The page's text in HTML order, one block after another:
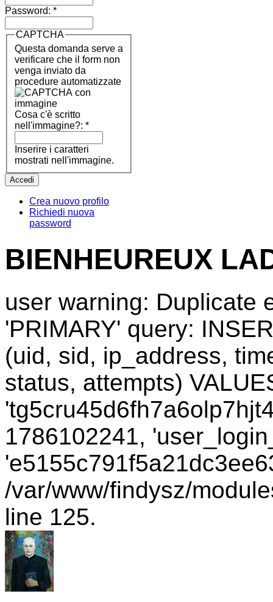
Password: *
CAPTCHA
Questa domanda serve a
verificare che il form non
venga inviato da
procedure automatizzate
Cosa c'è scritto
nell'immagine?: *
Inserire i caratteri
mostrati nell'immagine.
Crea nuovo profilo
Richiedi nuova
password
BIENHEUREUX
user warning: Duplicate
'PRIMARY' query:
(uid, sid, ip_address,
status, attempts)
1786102241,
/var/www/findysz/
line 125.